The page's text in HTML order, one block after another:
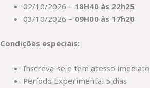
02/10/2026 – 18H40 às 22h25
03/10/2026 – 09H00 às 17h20
Condições especiais:
Inscreva-se e tem acesso
Período Experimental 5 dias